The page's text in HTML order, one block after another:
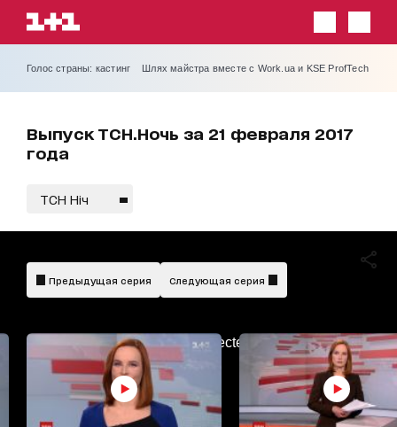
Голос страны: кастинг Шлях майстра вместе с Work.ua и KSE ProfTech
Выпуск ТСН.Ночь за 21 февраля 2017
года
ТСН Ніч
AdBlockDetected!
Предыдущая серия Следующая серия